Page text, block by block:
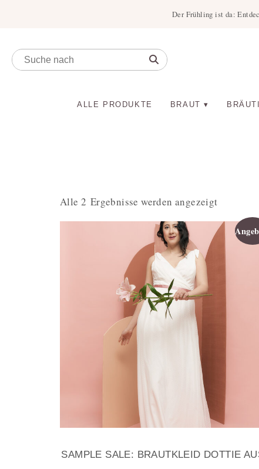
Der Frühling ist da:
ALLE PRODUKTE BRAUT
Alle 2 Ergebnisse werden angezeigt
SAMPLE SALE: BRAUTKLEID DOTTIE